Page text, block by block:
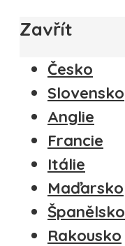
Zavřít
Česko
Slovensko
Anglie
Francie
Itálie
Maďarsko
Španělsko
Rakousko